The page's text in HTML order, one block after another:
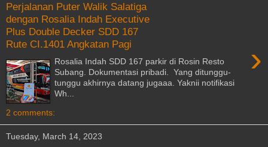
Perjalanan Puter Walik Salatiga
dengan Rosalia Indah Executive
Plus Double Decker SDD 167
Rute CI.1401 Angkatan Pagi
›
Rosalia Indah SDD 167 parkir di Rosin Resto
Subang. Dokumentasi pribadi. Yang ditunggu-
tunggu akhirnya datang jugaaa. Yaknii notifikasi
Wh...
2 comments:
Tuesday, March 14, 2023